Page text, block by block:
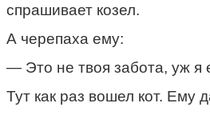
спрашивает козел.
А черепаха ему:
— Это не твоя забота, уж я
Тут как раз вошел кот. Ему